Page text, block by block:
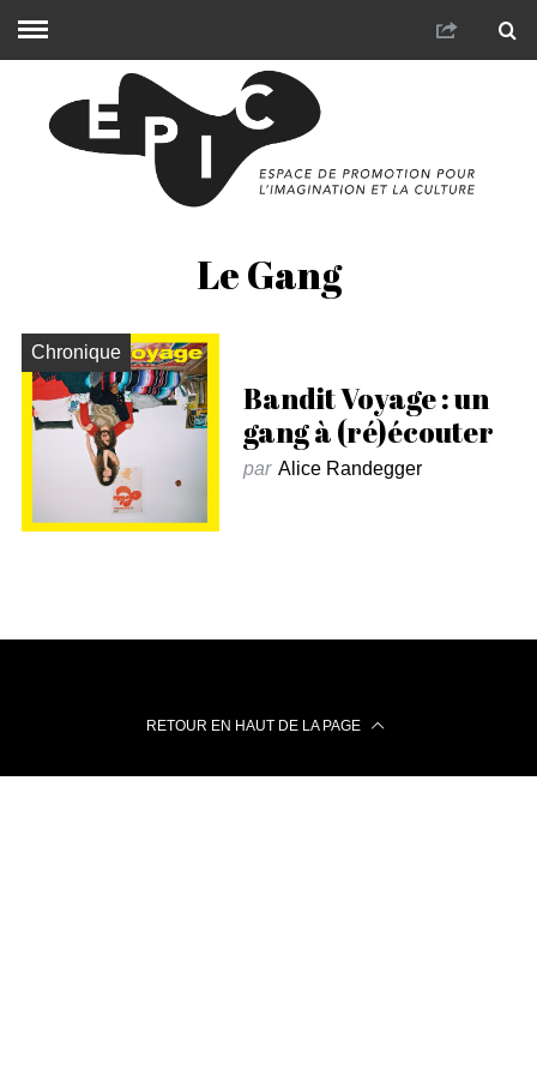
Le Gang
Chronique
Bandit Voyage : un
gang à (ré)écouter
par Alice Randegger
RETOUR EN HAUT DE LA PAGE